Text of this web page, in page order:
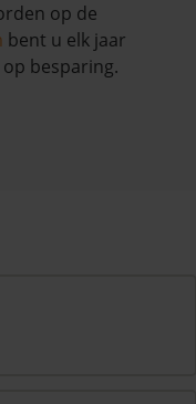
op de
bent u elk jaar
besparing.